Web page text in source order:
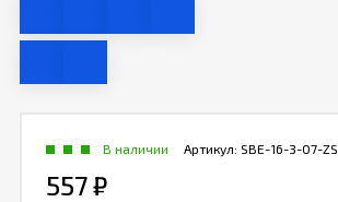
Артикул: SBE-16-3-07-ZS
В наличии
557₽